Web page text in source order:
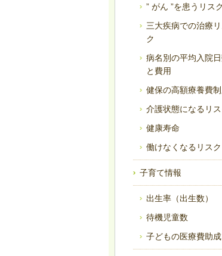
” がん ”を患うリスク
三大疾病での治療リ
ク
病名別の平均入院
と費用
健保の高額療養費
介護状態になるリス
健康寿命
働けなくなるリスク
子育て情報
出生率（出生数）
待機児童数
子どもの医療費助成